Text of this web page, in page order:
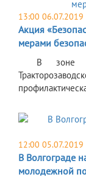
13:00 06.07.2019
Акция
мерами
В зоне
12:00 05.07.2019
В Волгограде
молодежной